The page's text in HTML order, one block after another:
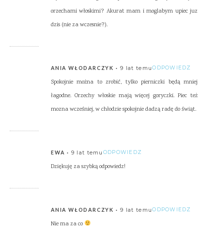
orzechami włoskimi? Akurat mam i moglabym upiec juz
dzis (nie za wczesnie?).
ANIA WŁODARCZYK 9 lat temuODPOWIEDZ
Spokojnie można to zrobić, tylko pierniczki będą mniej
łagodne. Orzechy włoskie mają więcej goryczki. Piec też
mozna wcześniej, w chłodzie spokojnie dadzą radę do świąt.
EWA 9 lat temu ODPOWIEDZ
Dziękuję za szybką odpowiedz!
ANIA WŁODARCZYK 9 lat temuODPOWIEDZ
Nie ma za co